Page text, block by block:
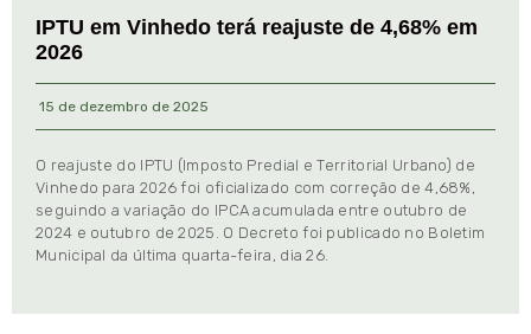
IPTU em Vinhedo terá reajuste de 4,68% em
2026
15 de dezembro de 2025
O reajuste do IPTU (Imposto Predial e Territorial Urbano) de
Vinhedo para 2026 foi oficializado com correção de 4,68%,
seguindo a variação do IPCA acumulada entre outubro de
2024 e outubro de 2025. O Decreto foi publicado no Boletim
Municipal da última quarta-feira, dia 26.